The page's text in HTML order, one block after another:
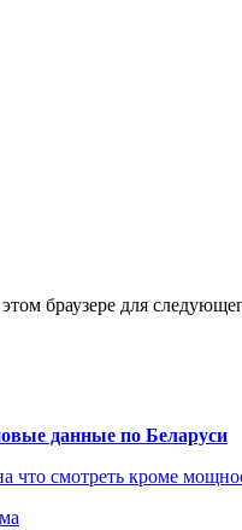
браузере для
данные по Беларуси
что смотреть кроме